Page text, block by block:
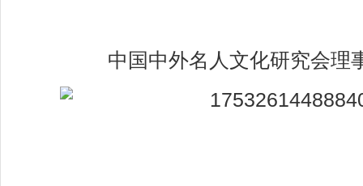
中国中外名人文化研究会理